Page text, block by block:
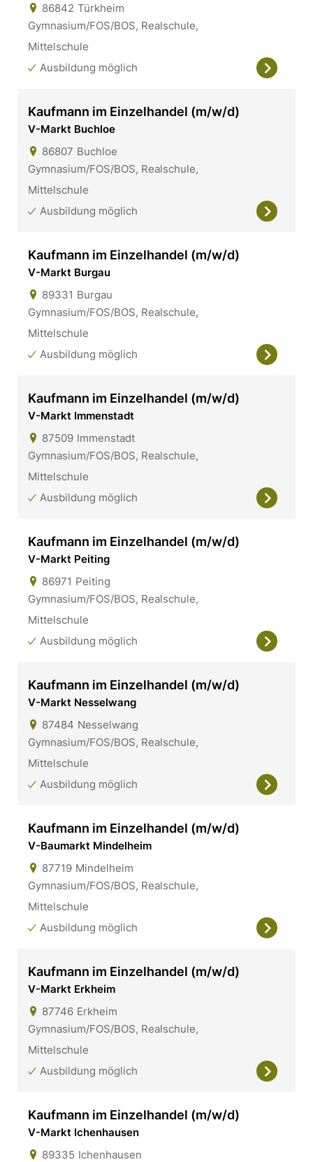
86842 Türkheim
Gymnasium/FOS/BOS, Realschule,
Mittelschule
Ausbildung möglich
Kaufmann im Einzelhandel (m/w/d)
V-Markt Buchloe
86807 Buchloe
Gymnasium/FOS/BOS, Realschule,
Mittelschule
Ausbildung möglich
Kaufmann im Einzelhandel (m/w/d)
V-Markt Burgau
89331 Burgau
Gymnasium/FOS/BOS, Realschule,
Mittelschule
Ausbildung möglich
Kaufmann im Einzelhandel (m/w/d)
V-Markt Immenstadt
87509 Immenstadt
Gymnasium/FOS/BOS, Realschule,
Mittelschule
Ausbildung möglich
Kaufmann im Einzelhandel (m/w/d)
V-Markt Peiting
86971 Peiting
Gymnasium/FOS/BOS, Realschule,
Mittelschule
Ausbildung möglich
Kaufmann im Einzelhandel (m/w/d)
V-Markt Nesselwang
87484 Nesselwang
Gymnasium/FOS/BOS, Realschule,
Mittelschule
Ausbildung möglich
Kaufmann im Einzelhandel (m/w/d)
V-Baumarkt Mindelheim
87719 Mindelheim
Gymnasium/FOS/BOS, Realschule,
Mittelschule
Ausbildung möglich
Kaufmann im Einzelhandel (m/w/d)
V-Markt Erkheim
87746 Erkheim
Gymnasium/FOS/BOS, Realschule,
Mittelschule
Ausbildung möglich
Kaufmann im Einzelhandel (m/w/d)
V-Markt Ichenhausen
89335 Ichenhausen